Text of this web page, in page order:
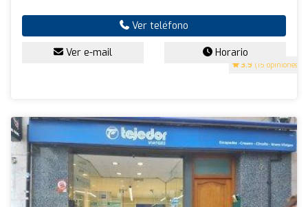
3.9 (15 opiniones)
Ver teléfono
Ver e-mail Horario